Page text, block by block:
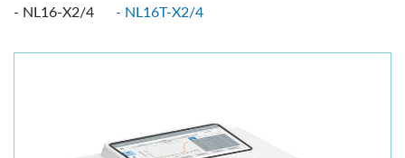
NL16-X2/4 NL16T-X2/4